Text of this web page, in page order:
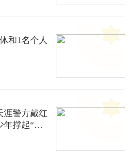
和1名个人
涯警方戴红
年撑起“校